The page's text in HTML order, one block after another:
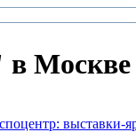
Москве
выставки-